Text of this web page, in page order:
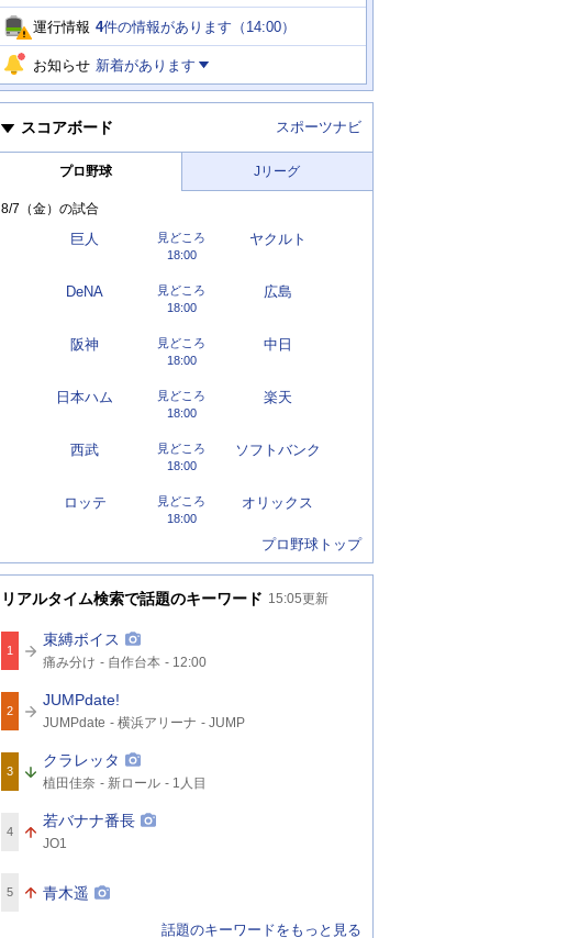
運行情報 4件の情報があります（ 14:00）
お知らせ 新着があります
スコアボード スポーツナビ
プロ野球 Jリーグ
8/7（金） の試合
巨人 ヤクルト
18:00
見どころ
DeNA 広島
18:00
見どころ
阪神 中日
18:00
見どころ
日本ハム 楽天
18:00
見どころ
西武 ソフトバンク
18:00
見どころ
ロッテ オリックス
18:00
見どころ
プロ野球トップ
リアルタイム検索で話題のキーワード 15:05更新
1
束縛ボイス
関
連
ー
ド
痛み分け 自作台本 12:00
2
JUMPdate!
関
連
ー
ド
JUMPdate 横浜アリーナ JUMP
3
クラレッタ
関
連
ー
ド
植田佳奈 新ロール 1人目
4
若バナナ番長
関
連
ー
ド
JO1
5 青木遥
話題のキーワードをもっと見る